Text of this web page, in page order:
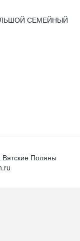
СЕМЕЙНЫЙ
Вятские Поляны